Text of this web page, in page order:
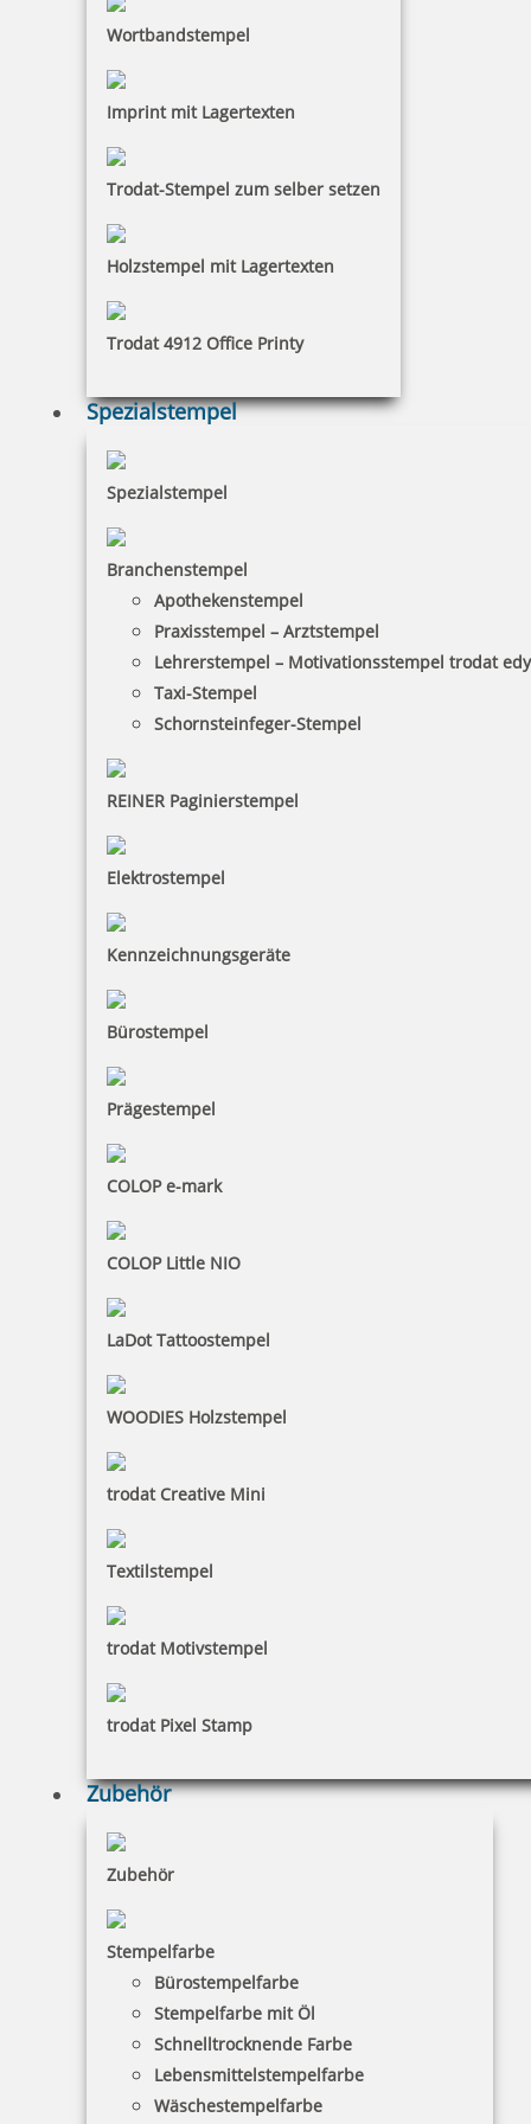
Wortbandstempel
Imprint mit Lagertexten
Trodat-Stempel zum selber setzen
Holzstempel mit Lagertexten
Trodat 4912 Office Printy
Spezialstempel
Spezialstempel
Branchenstempel
Apothekenstempel
Praxisstempel – Arztstempel
Lehrerstempel – Motivationsstempel trodat
Taxi-Stempel
Schornsteinfeger-Stempel
REINER Paginierstempel
Elektrostempel
Kennzeichnungsgeräte
Bürostempel
Prägestempel
COLOP e-mark
COLOP Little NIO
LaDot Tattoostempel
WOODIES Holzstempel
trodat Creative Mini
Textilstempel
trodat Motivstempel
trodat Pixel Stamp
Zubehör
Zubehör
Stempelfarbe
Bürostempelfarbe
Stempelfarbe mit Öl
Schnelltrocknende Farbe
Lebensmittelstempelfarbe
Wäschestempelfarbe
Colop Stempel gestalten Sie einfach und problemlos
mithilfe unseres Stempel-Konfigurators.
Erfahren Sie in diesem Video mehr über die
Produktpalette von Colop: